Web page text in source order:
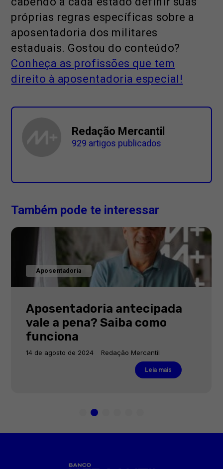
próprias regras específicas sobre a
aposentadoria dos militares
estaduais. Gostou do conteúdo?
Conheça as profissões que tem
direito à aposentadoria especial!
Redação Mercantil
929 artigos publicados
Também pode te interessar
Aposentadoria
Aposentadoria antecipada
vale a pena? Saiba como
funciona
14 de agosto de 2024 Redação Mercantil
Leia mais